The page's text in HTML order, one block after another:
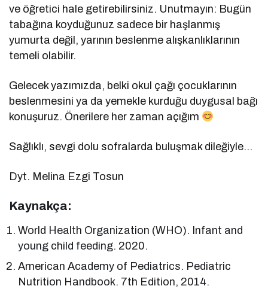
ve öğretici hale getirebilirsiniz. Unutmayın: Bugün
tabağına koyduğunuz sadece bir haşlanmış
yumurta değil, yarının beslenme alışkanlıklarının
temeli olabilir.
Gelecek yazımızda, belki okul çağı çocuklarının
beslenmesini ya da yemekle kurduğu duygusal bağı
konuşuruz. Önerilere her zaman açığım
Sağlıklı, sevgi dolu sofralarda buluşmak dileğiyle…
Dyt. Melina Ezgi Tosun
Kaynakça:
World Health Organization (WHO). Infant and
young child feeding. 2020.
American Academy of Pediatrics. Pediatric
Nutrition Handbook. 7th Edition, 2014.